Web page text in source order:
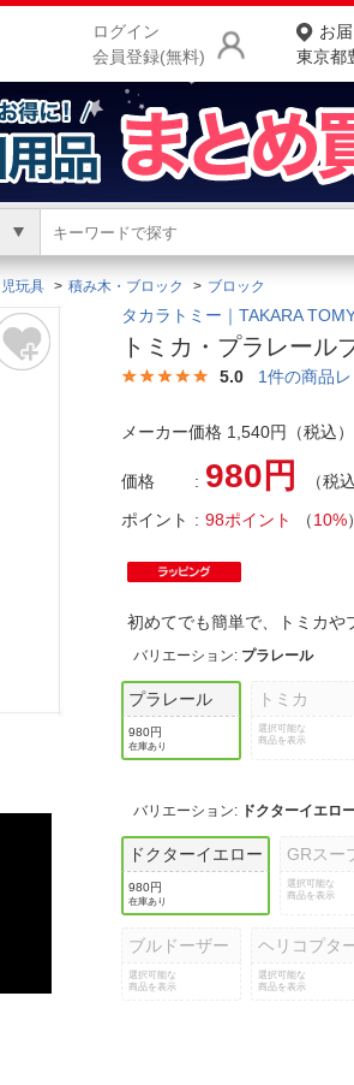
ログイン
会員登録(無料)
お
東京都
商品をさ
ランキング
カテゴリ一
お客様サ
玩具 積み木・ブロック ブロック
タカラトミー｜TAKARA
トミカ・プラレール
5.0 1件の商品
メーカー価格 1,540円（税込
価格 980円 （税
ポイント
98ポイント （10%）
初めてでも簡単で、トミカ
バリエーション: プラレール
プラレール
980円
在庫あり
トミカ
選択可能な
商品を表示
バリエーション: ドクターイエロ
ドクターイエロー
980円
在庫あり
GRスー
選択可能な
商品を表示
ブルドーザー
選択可能な
商品を表示
ヘリコプタ
選択可能な
商品を表示